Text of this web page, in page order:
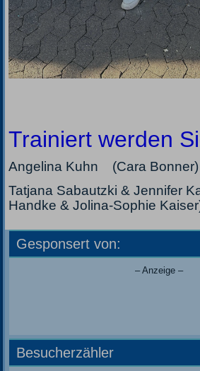
Trainiert werden
Angelina Kuhn (Cara Bonner)
Tatjana Sabautzki & Jennifer
Handke & Jolina-Sophie
Gesponsert von:
– Anzeige –
Besucherzähler